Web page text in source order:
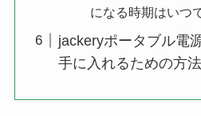
になる時期はいつ
jackeryポータブル電
手に入れるための方